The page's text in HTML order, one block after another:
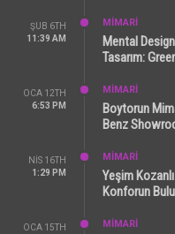
ŞUB 6TH
11:39 AM
MİMARİ
Mental
Tasarım:
OCA 12TH
6:53 PM
MİMARİ
Boytorun
Benz
NIS 16TH
1:29 PM
MİMARİ
Yeşim
Konforun
OCA 15TH
MİMARİ